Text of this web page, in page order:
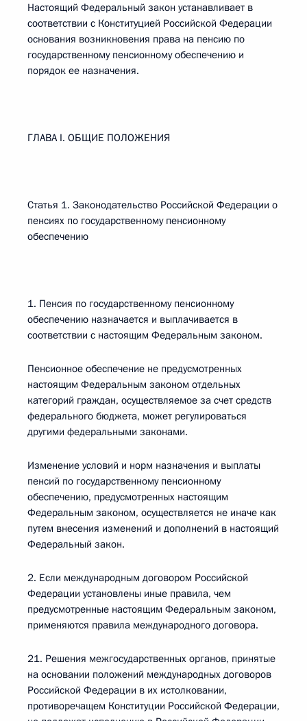
Настоящий Федеральный закон устанавливает в
соответствии с Конституцией Российской Федерации
основания возникновения права на пенсию по
государственному пенсионному обеспечению и
порядок ее назначения.
ГЛАВА I. ОБЩИЕ ПОЛОЖЕНИЯ
Статья 1. Законодательство Российской Федерации о
пенсиях по государственному пенсионному
обеспечению
1. Пенсия по государственному пенсионному
обеспечению назначается и выплачивается в
соответствии с настоящим Федеральным законом.
Пенсионное обеспечение не предусмотренных
настоящим Федеральным законом отдельных
категорий граждан, осуществляемое за счет средств
федерального бюджета, может регулироваться
другими федеральными законами.
Изменение условий и норм назначения и выплаты
пенсий по государственному пенсионному
обеспечению, предусмотренных настоящим
Федеральным законом, осуществляется не иначе как
путем внесения изменений и дополнений в настоящий
Федеральный закон.
2. Если международным договором Российской
Федерации установлены иные правила, чем
предусмотренные настоящим Федеральным законом,
применяются правила международного договора.
21. Решения межгосударственных органов, принятые
на основании положений международных договоров
Российской Федерации в их истолковании,
противоречащем Конституции Российской Федерации,